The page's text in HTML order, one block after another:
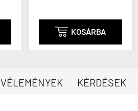
 KOSÁRBA
VÉLEMÉNYEK KÉRDÉSEK